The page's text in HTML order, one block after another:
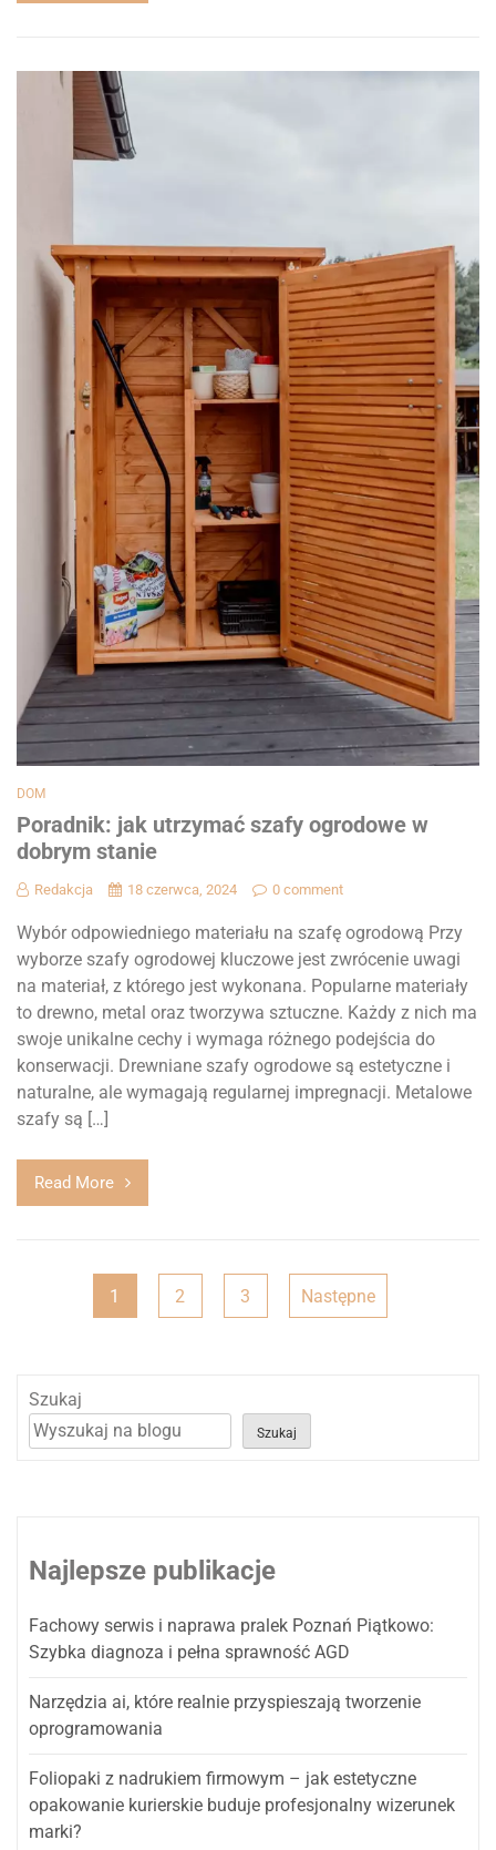
DOM
Poradnik: jak utrzymać szafy ogrodowe w
dobrym stanie
Redakcja 18 czerwca, 2024 0 comment
Wybór odpowiedniego materiału na szafę ogrodową Przy
wyborze szafy ogrodowej kluczowe jest zwrócenie uwagi
na materiał, z którego jest wykonana. Popularne materiały
to drewno, metal oraz tworzywa sztuczne. Każdy z nich ma
swoje unikalne cechy i wymaga różnego podejścia do
konserwacji. Drewniane szafy ogrodowe są estetyczne i
naturalne, ale wymagają regularnej impregnacji. Metalowe
szafy są […]
Read More
Stronicowanie
1 2 3 Następne
Szukaj
Szukaj
Najlepsze publikacje
Fachowy serwis i naprawa pralek Poznań Piątkowo:
Szybka diagnoza i pełna sprawność AGD
Narzędzia ai, które realnie przyspieszają tworzenie
oprogramowania
Foliopaki z nadrukiem firmowym – jak estetyczne
opakowanie kurierskie buduje profesjonalny wizerunek
marki?